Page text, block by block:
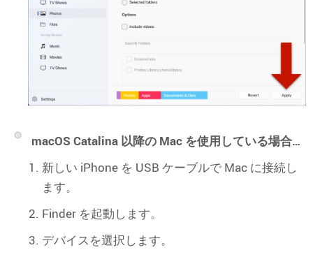
macOS Catalina 以降の Mac を使用している場合…
新しい iPhone を USB ケーブルで Mac に接続し
ます。
Finder を起動します。
デバイスを選択します。